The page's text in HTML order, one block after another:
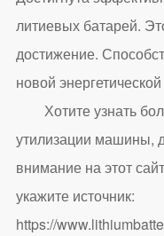
литиевых батарей.
достижение.
новой
Хотите узнать
утилизации машины,
внимание на этот
укажите источник:
https://